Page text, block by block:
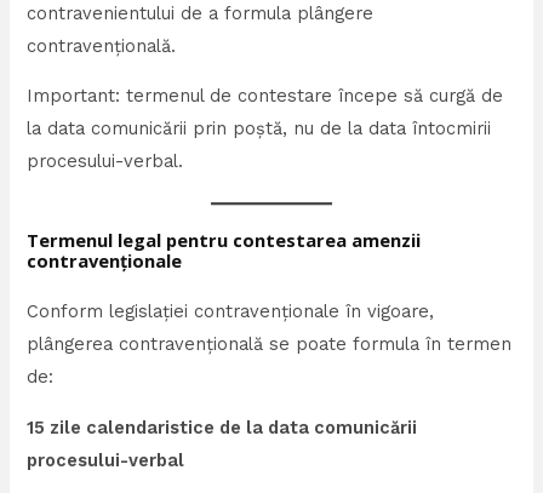
contravenientului de a formula plângere
contravențională.
Important: termenul de contestare începe să curgă de
la data comunicării prin poștă, nu de la data întocmirii
procesului-verbal.
Termenul legal pentru contestarea amenzii
contravenționale
Conform legislației contravenționale în vigoare,
plângerea contravențională se poate formula în termen
de:
15 zile calendaristice de la data comunicării
procesului-verbal